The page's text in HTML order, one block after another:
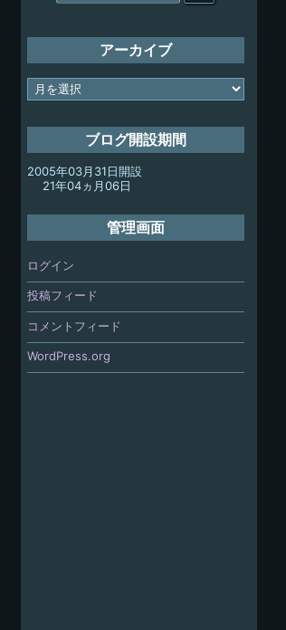
対
アーカイブ
ア
ー
ブ
ブログ開設期間
2005年03月31日開設
21年04ヵ月06日
管理画面
ログイン
投稿フィード
コメントフィード
WordPress.org